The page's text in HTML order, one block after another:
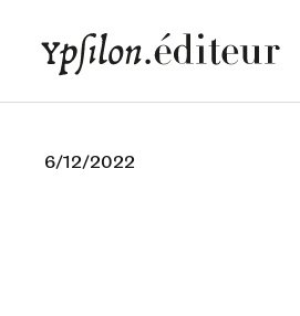
6/12/2022